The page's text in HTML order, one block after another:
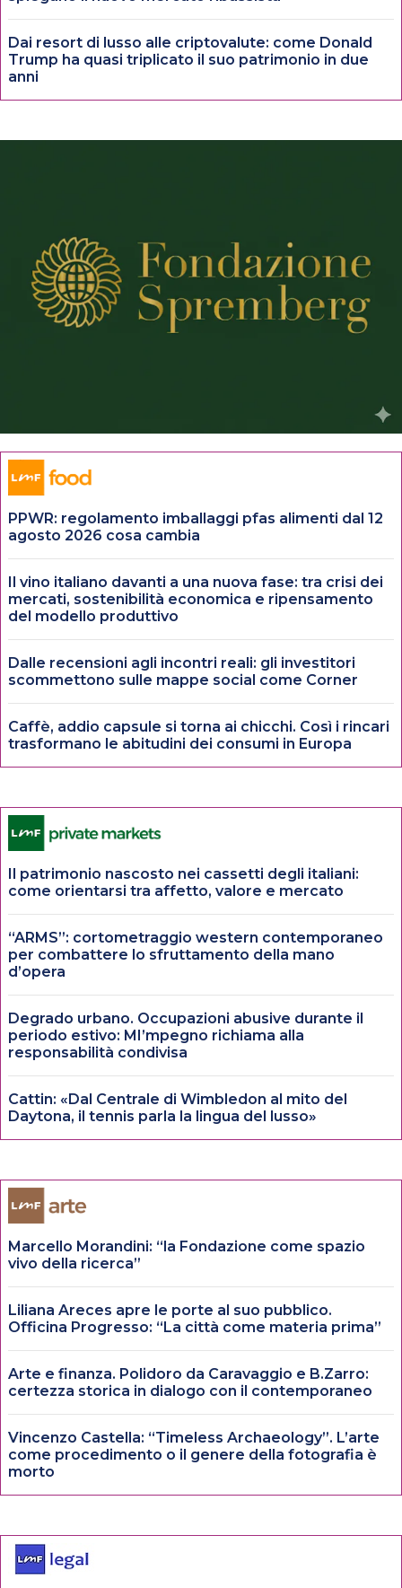
Dai resort di lusso alle criptovalute: come Donald
Trump ha quasi triplicato il suo patrimonio in due
anni
PPWR: regolamento imballaggi pfas alimenti dal 12
agosto 2026 cosa cambia
Il vino italiano davanti a una nuova fase: tra crisi dei
mercati, sostenibilità economica e ripensamento
del modello produttivo
Dalle recensioni agli incontri reali: gli investitori
scommettono sulle mappe social come Corner
Caffè, addio capsule si torna ai chicchi. Così i rincari
trasformano le abitudini dei consumi in Europa
Il patrimonio nascosto nei cassetti degli italiani:
come orientarsi tra affetto, valore e mercato
“ARMS”: cortometraggio western contemporaneo
per combattere lo sfruttamento della mano
d’opera
Degrado urbano. Occupazioni abusive durante il
periodo estivo: MI’mpegno richiama alla
responsabilità condivisa
Cattin: «Dal Centrale di Wimbledon al mito del
Daytona, il tennis parla la lingua del lusso»
Marcello Morandini: “la Fondazione come spazio
vivo della ricerca”
Liliana Areces apre le porte al suo pubblico.
Officina Progresso: “La città come materia prima”
Arte e finanza. Polidoro da Caravaggio e B.Zarro:
certezza storica in dialogo con il contemporaneo
Vincenzo Castella: “Timeless Archaeology”. L’arte
come procedimento o il genere della fotografia è
morto